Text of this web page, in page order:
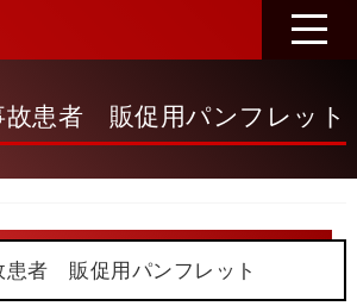
故患者 販促用パンフレット
患者 販促用パンフレット